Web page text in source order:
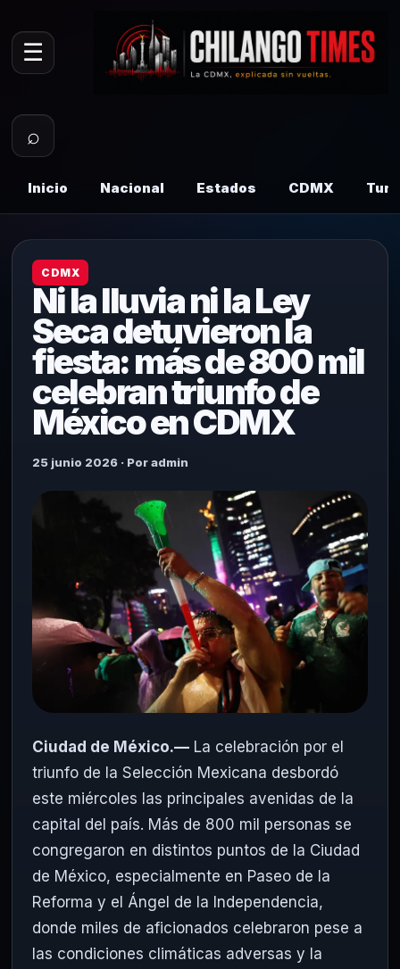
☰
⌕
Inicio Nacional Estados CDMX
CDMX
Ni la lluvia ni la Ley
Seca detuvieron la
fiesta: más de 800 mil
celebran triunfo de
México en CDMX
25 junio 2026 · Por admin
Ciudad de México.— La celebración por el
triunfo de la Selección Mexicana desbordó
este miércoles las principales avenidas de la
capital del país. Más de 800 mil personas se
congregaron en distintos puntos de la Ciudad
de México, especialmente en Paseo de la
Reforma y el Ángel de la Independencia,
donde miles de aficionados celebraron pese a
las condiciones climáticas adversas y la